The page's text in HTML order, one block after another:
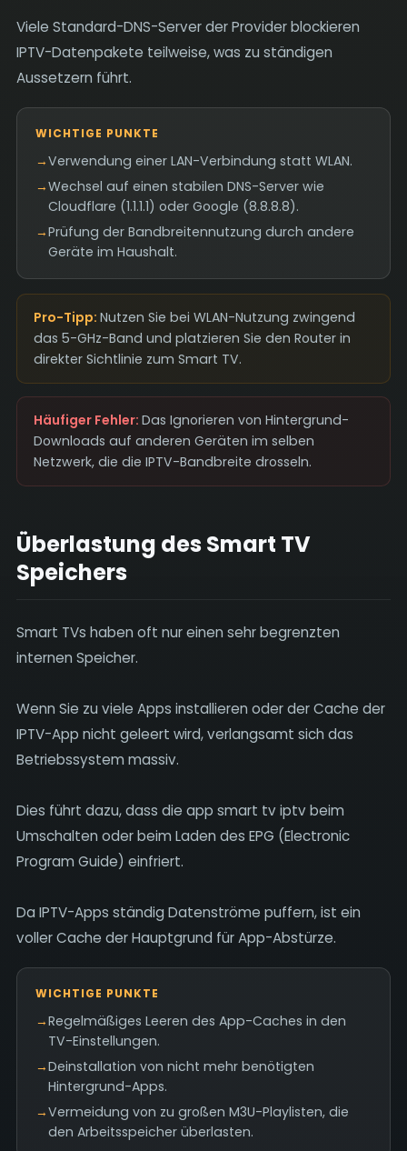
Viele Standard-DNS-Server der Provider blockieren
IPTV-Datenpakete teilweise, was zu ständigen
Aussetzern führt.
WICHTIGE PUNKTE
→Verwendung einer LAN-Verbindung statt WLAN.
→Wechsel auf einen stabilen DNS-Server wie
Cloudflare (1.1.1.1) oder Google (8.8.8.8).
→Prüfung der Bandbreitennutzung durch andere
Geräte im Haushalt.
Pro-Tipp: Nutzen Sie bei WLAN-Nutzung zwingend
das 5-GHz-Band und platzieren Sie den Router in
direkter Sichtlinie zum Smart TV.
Häufiger Fehler: Das Ignorieren von Hintergrund-
Downloads auf anderen Geräten im selben
Netzwerk, die die IPTV-Bandbreite drosseln.
Überlastung des Smart TV
Speichers
Smart TVs haben oft nur einen sehr begrenzten
internen Speicher.
Wenn Sie zu viele Apps installieren oder der Cache der
IPTV-App nicht geleert wird, verlangsamt sich das
Betriebssystem massiv.
Dies führt dazu, dass die app smart tv iptv beim
Umschalten oder beim Laden des EPG (Electronic
Program Guide) einfriert.
Da IPTV-Apps ständig Datenströme puffern, ist ein
voller Cache der Hauptgrund für App-Abstürze.
WICHTIGE PUNKTE
→Regelmäßiges Leeren des App-Caches in den
TV-Einstellungen.
→Deinstallation von nicht mehr benötigten
Hintergrund-Apps.
→Vermeidung von zu großen M3U-Playlisten, die
den Arbeitsspeicher überlasten.